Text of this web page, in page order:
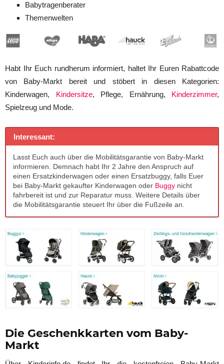
Babytragenberater
Themenwelten
Habt Ihr Euch rundherum informiert, haltet Ihr Euren Rabattcode
von Baby-Markt bereit und stöbert in diesen Kategorien:
Kinderwagen, Kindersitze, Pflege, Ernährung, Kinderzimmer,
Spielzeug und Mode.
Interessant:
Lasst Euch auch über die Mobilitätsgarantie von Baby-Markt
informieren. Demnach habt Ihr 2 Jahre den Anspruch auf
einen Ersatzkinderwagen oder einen Ersatzbuggy, falls Euer
bei Baby-Markt gekaufter Kinderwagen oder Buggy nicht
fahrbereit ist und zur Reparatur muss. Weitere Details über
die Mobilitätsgarantie steuert Ihr über die Fußzeile an.
Die Geschenkkarten vom Baby-
Markt